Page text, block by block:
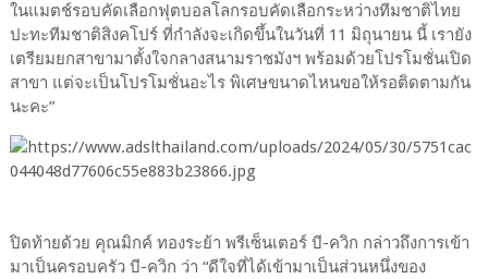
ในแมตช์รอบคัดเลือกฟุตบอลโลกรอบคัดเลือกระหว่างทีมชาติไทย
ปะทะทีมชาติสิงคโปร์ ที่กำลังจะเกิดขึ้นในวันที่ 11 มิถุนายน นี้ เรายัง
เตรียมยกสาขามาตั้งใจกลางสนามราชมังฯ พร้อมด้วยโปรโมชั่นเปิด
สาขา แต่จะเป็นโปรโมชั่นอะไร พิเศษขนาดไหนขอให้รอติดตามกัน
นะคะ”
ปิดท้ายด้วย คุณมิกค์ ทองระย้า พรีเซ็นเตอร์ บี-ควิก กล่าวถึงการเข้า
มาเป็นครอบครัว บี-ควิก ว่า “ดีใจที่ได้เข้ามาเป็นส่วนหนึ่งของ